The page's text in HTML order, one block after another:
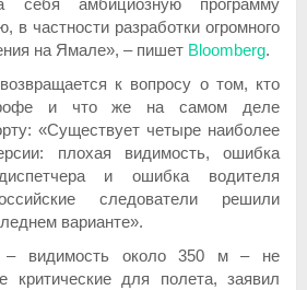
в частности разработки огромного
на Ямале», – пишет Bloomberg.
к вопросу о том, кто
и что же на самом деле
«Существует четыре наиболее
плохая видимость, ошибка
и ошибка водителя
следователи решили
варианте».
– видимость около 350 м – не
для полета, заявил